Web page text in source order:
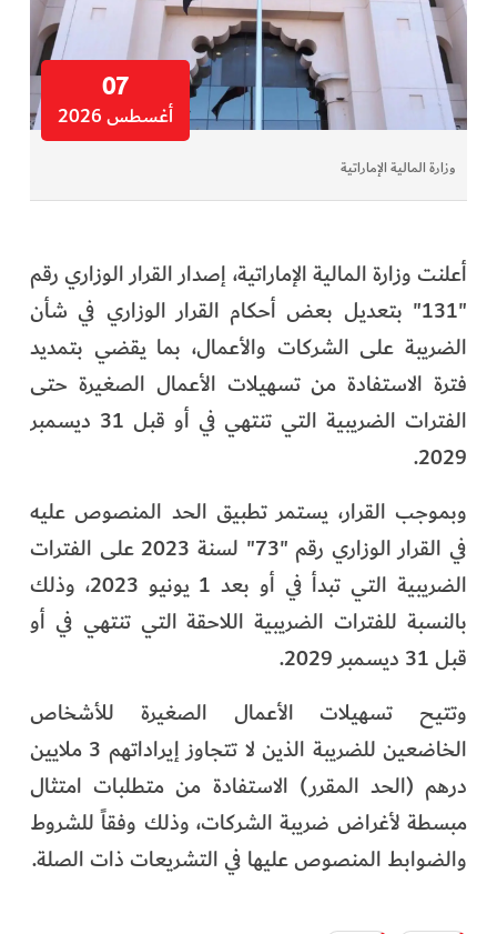
07
أغسطس 2026
وزارة المالية الإماراتية
أعلنت وزارة المالية الإماراتية، إصدار القرار الوزاري رقم
"131" بتعديل بعض أحكام القرار الوزاري في شأن
الضريبة على الشركات والأعمال، بما يقضي بتمديد
فترة الاستفادة من تسهيلات الأعمال الصغيرة حتى
الفترات الضريبية التي تنتهي في أو قبل 31 ديسمبر
2029.
وبموجب القرار، يستمر تطبيق الحد المنصوص عليه
في القرار الوزاري رقم "73" لسنة 2023 على الفترات
الضريبية التي تبدأ في أو بعد 1 يونيو 2023، وذلك
بالنسبة للفترات الضريبية اللاحقة التي تنتهي في أو
قبل 31 ديسمبر 2029.
وتتيح تسهيلات الأعمال الصغيرة للأشخاص
الخاضعين للضريبة الذين لا تتجاوز إيراداتهم 3 ملايين
درهم (الحد المقرر) الاستفادة من متطلبات امتثال
مبسطة لأغراض ضريبة الشركات، وذلك وفقاً للشروط
والضوابط المنصوص عليها في التشريعات ذات الصلة.